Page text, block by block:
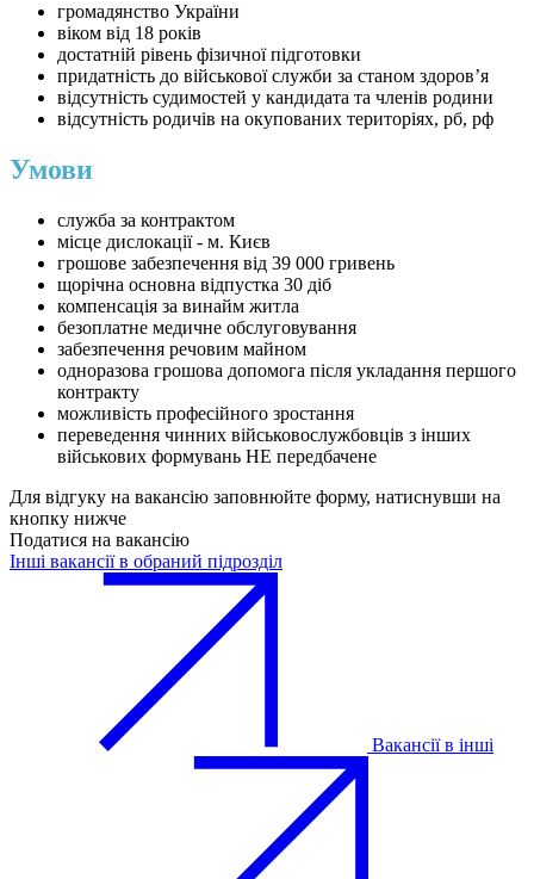
громадянство України
віком від 18 років
достатній рівень фізичної підготовки
придатність до військової служби за станом здоров’я
відсутність судимостей у кандидата та членів родини
відсутність родичів на окупованих територіях, рб, рф
Умови
служба за контрактом
⁠місце дислокації - м. Києв
грошове забезпечення від 39 000 гривень
щорічна основна відпустка 30 діб
⁠компенсація за винайм житла
⁠безоплатне медичне обслуговування
забезпечення речовим майном
одноразова грошова допомога після укладання першого
контракту
можливість професійного зростання
переведення чинних військовослужбовців з інших
військових формувань НЕ передбачене
Для відгуку на вакансію заповнюйте форму, натиснувши на
кнопку нижче
Податися на вакансію
Інші вакансії в обраний підрозділ
Вакансії в інші